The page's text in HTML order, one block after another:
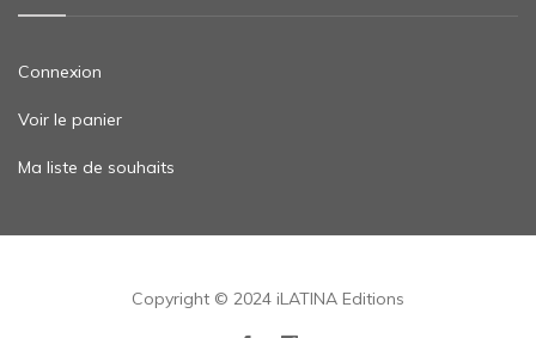
Connexion
Voir le panier
Ma liste de souhaits
Copyright © 2024 iLATINA Editions